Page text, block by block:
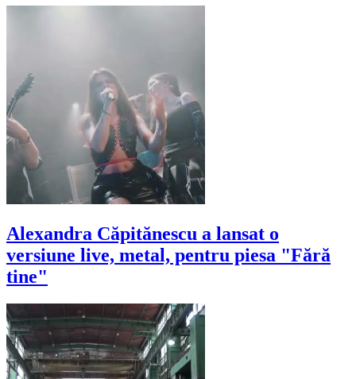
Alexandra Căpitănescu a lansat o
versiune live, metal, pentru piesa "Fără
tine"